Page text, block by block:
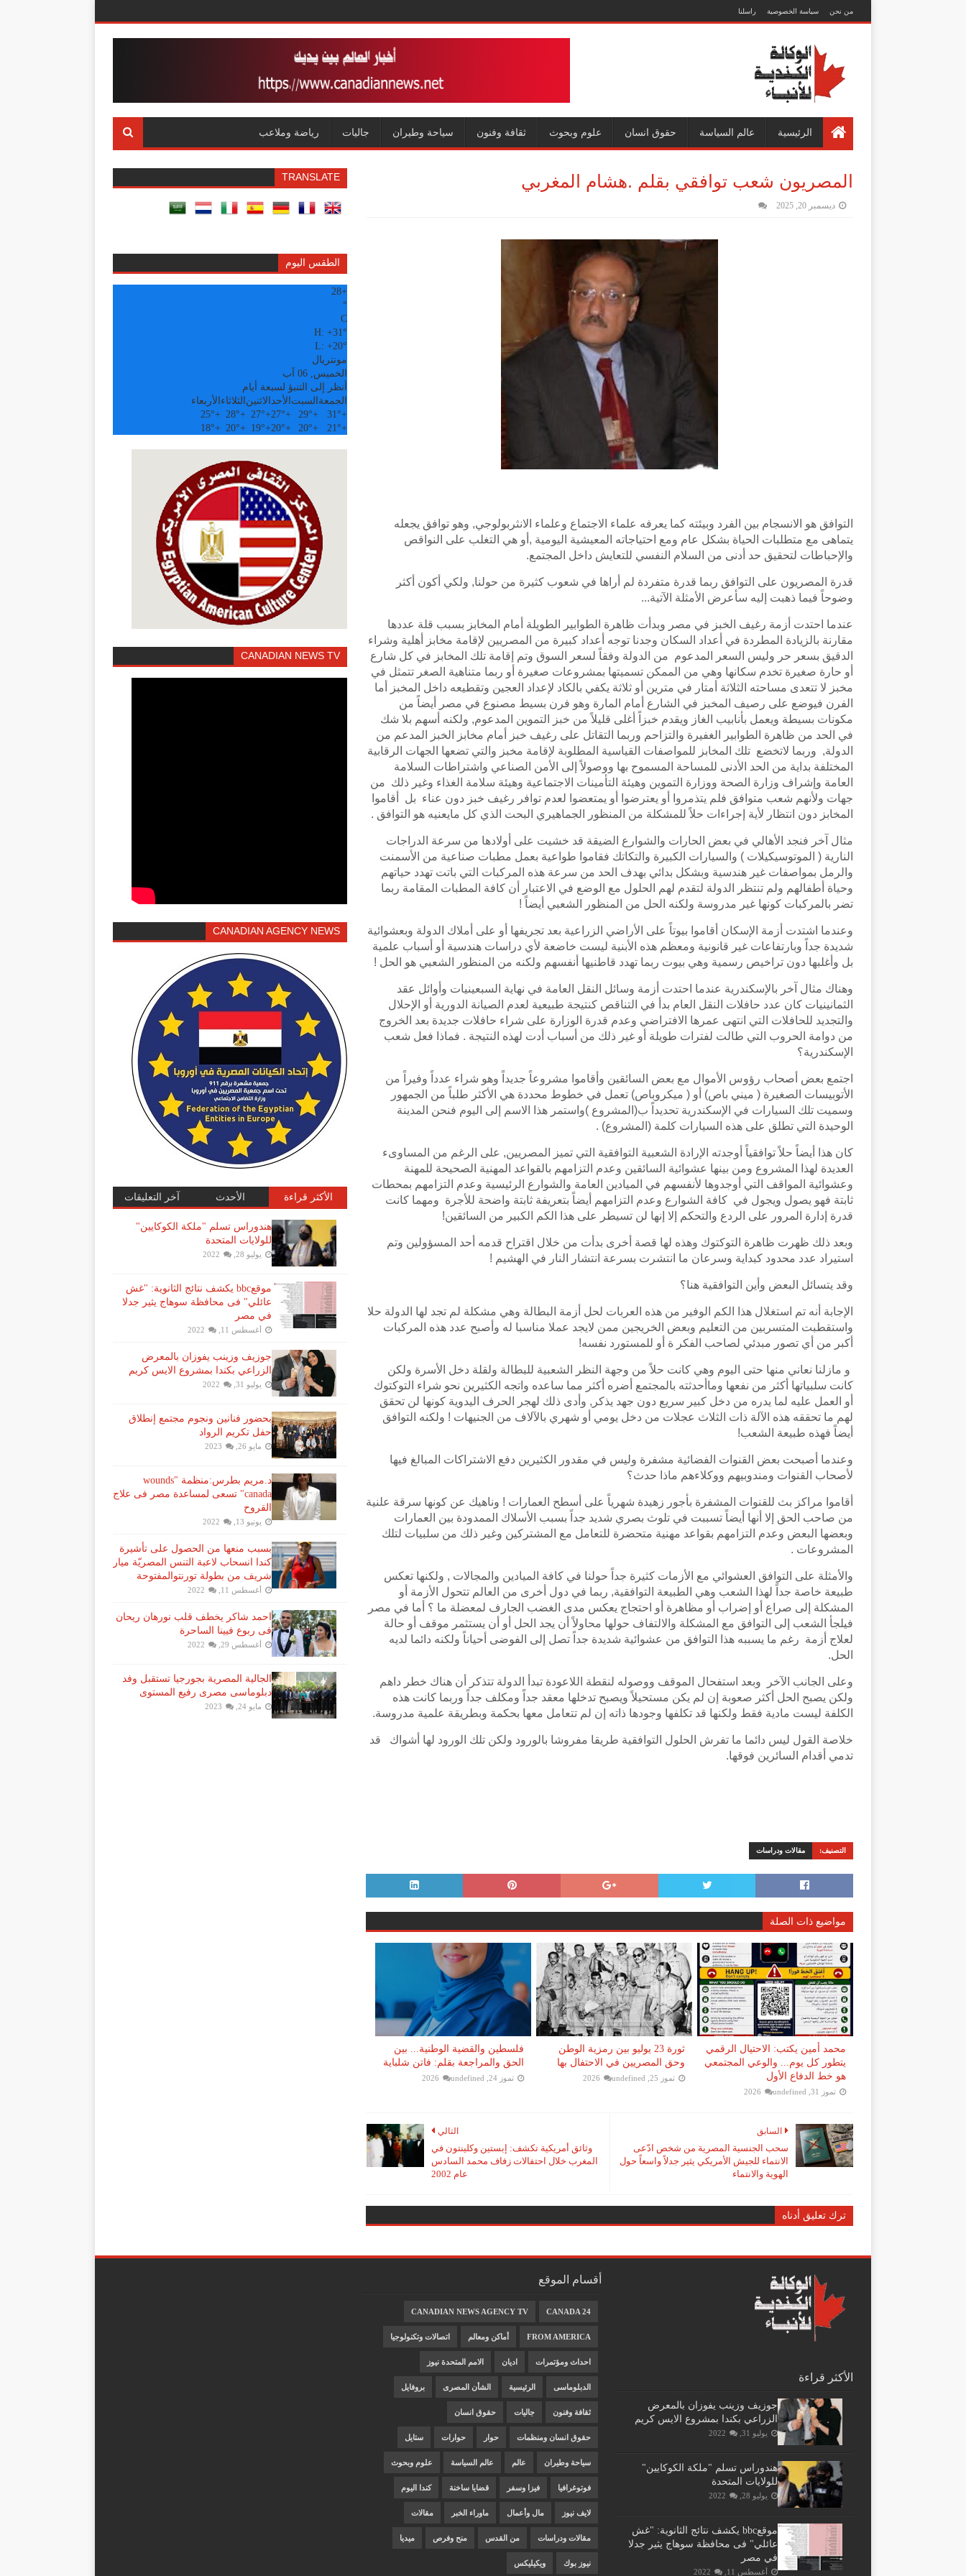
من نحن سياسة الخصوصية راسلنا
الرئيسية عالم السياسة حقوق انسان علوم وبحوث ثقافة وفنون سياحة وطيران جاليات رياضة وملاعب
المصريون شعب توافقي بقلم .هشام المغربي
ديسمبر 20, 2025
التوافق هو الانسجام بين الفرد وبيئته كما يعرفه علماء الاجتماع وعلماء الانثربولوجي, وهو توافق يجعله
يتماهى مع متطلبات الحياة بشكل عام ومع احتياجاته المعيشية اليومية ,أو هي التغلب على النواقص
والإحباطات لتحقيق حد أدنى من السلام النفسي للتعايش داخل المجتمع.
قدرة المصريون على التوافق ربما قدرة متفردة لم أراها في شعوب كثيرة من حولنا, ولكي أكون أكثر
وضوحاً فيما ذهبت إليه سأعرض الأمثلة الآتية...
عندما احتدت أزمة رغيف الخبز في مصر وبدأت ظاهرة الطوابير الطويلة أمام المخابز بسبب قلة عددها
مقارنة بالزيادة المطردة في أعداد السكان وجدنا توجه أعداد كبيرة من المصريين لإقامة مخابز أهلية وشراء
الدقيق بسعر حر وليس السعر المدعوم من الدولة وفقاً لسعر السوق وتم إقامة تلك المخابز في كل شارع
أو حارة صغيرة تخدم سكانها وهي من الممكن تسميتها بمشروعات صغيرة أو ربما متناهية الصغر تتمثل في
مخبز لا تتعدى مساحته الثلاثة أمتار في مترين أو ثلاثة يكفي بالكاد لإعداد العجين وتقطيعه داخل المخبز أما
الفرن فيوضع على رصيف المخبز في الشارع أمام المارة وهو فرن بسيط مصنوع في مصر أيضاً من
مكونات بسيطة ويعمل بأنابيب الغاز ويقدم خبزاً أغلى قليلاً من خبز التموين المدعوم, ولكنه أسهم بلا شك
في الحد من ظاهرة الطوابير الغفيرة والتزاحم وربما التقاتل على رغيف خبز أمام مخابز الخبز المدعم من
الدولة, وربما لاتخضع تلك المخابز للمواصفات القياسية المطلوبة لإقامة مخبز والتي تضعها الجهات الرقابية
المختلفة بداية من الحد الأدنى للمساحة المسموح بها ووصولاً إلى الأمن الصناعي واشتراطات السلامة
العامة وإشراف وزارة الصحة ووزارة التموين وهيئة التأمينات الاجتماعية وهيئة سلامة الغذاء وغير ذلك من
جهات ولأنهم شعب متوافق فلم يتذمروا أو يعترضوا أو يمتعضوا لعدم توافر رغيف خبز دون عناء بل أقاموا
المخابز دون انتظار لأية إجراءات حلاً للمشكلة من المنظور الجماهيري البحت الذي كل مايعنيه هو التوافق .
مثال آخر فنجد الأهالي في بعض الحارات والشوارع الضيقة قد خشيت على أولادها من سرعة الدراجات
النارية ( الموتوسيكيلات ) والسيارات الكبيرة والتكاتك فقاموا طواعية بعمل مطبات صناعية من الأسمنت
والرمل بمواصفات غير هندسية وبشكل بدائي بهدف الحد من سرعة هذه المركبات التي باتت تهدد حياتهم
وحياة أطفالهم ولم تنتظر الدولة لتقدم لهم الحلول مع الوضع في الاعتبار أن كافة المطبات المقامة ربما
تضر بالمركبات كونها غير مدروسة ولكنه الحل من المنظور الشعبي أيضاً !
وعندما اشتدت أزمة الإسكان أقاموا بيوتاً على الأراضي الزراعية بعد تجريفها أو على أملاك الدولة وبعشوائية
شديدة جداً وبارتفاعات غير قانونية ومعظم هذه الأبنية ليست خاضعة لأي دراسات هندسية أو أسباب علمية
بل وأغلبها دون تراخيص رسمية وهي بيوت ربما تهدد قاطنيها أنفسهم ولكنه من المنظور الشعبي هو الحل !
وهناك مثال آخر بالإسكندرية عندما احتدت أزمة وسائل النقل العامة في نهاية السبعينيات وأوائل عقد
الثمانينيات كان عدد حافلات النقل العام بدأ في التناقص كنتيجة طبيعية لعدم الصيانة الدورية أو الإحلال
والتجديد للحافلات التي انتهى عمرها الافتراضي وعدم قدرة الوزارة على شراء حافلات جديدة بعد الخروج
من دوامة الحروب التي طالت لفترات طويلة أو غير ذلك من أسباب أدت لهذه النتيجة . فماذا فعل شعب
الإسكندرية؟
اجتمع بعض أصحاب رؤوس الأموال مع بعض السائقين وأقاموا مشروعاً جديداً وهو شراء عدداً وفيراً من
الأتوبيسات الصغيرة ( ميني باص) أو ( ميكروباص) تعمل في خطوط محددة هي الأكثر طلباً من الجمهور
وسميت تلك السيارات في الإسكندرية تحديداً ب(المشروع )واستمر هذا الاسم إلى اليوم فنحن المدينة
الوحيدة التي تطلق على هذه السيارات كلمة (المشروع) .
كان هذا أيضاً حلاً توافقياً أوجدته الإرادة الشعبية التوافقية التي تميز المصريين, على الرغم من المساوىء
العديدة لهذا المشروع ومن بينها عشوائية السائقين وعدم التزامهم بالقواعد المهنية الصحيحة للمهنة
وعشوائية المواقف التي أوجدوها لأنفسهم في الميادين العامة والشوارع الرئيسية وعدم التزامهم بمحطات
ثابتة فهو يصول ويجول في كافة الشوارع وعدم التزامهم أيضاً بتعريفة ثابتة واضحة للأجرة ومهما كانت
قدرة إدارة المرور على الردع والتحكم إلا إنها لن تسيطر على هذا الكم الكبير من السائقين!
وبعد ذلك ظهرت ظاهرة التوكتوك وهذه لها قصة أخرى بدأت من خلال اقتراح قدمه أحد المسؤولين وتم
استيراد عدد محدود كبداية وسرعان ما انتشرت بسرعة انتشار النار في الهشيم !
وقد يتسائل البعض وأين التوافقية هنا؟
الإجابة أنه تم استغلال هذا الكم الوفير من هذه العربات لحل أزمة البطالة وهي مشكلة لم تجد لها الدولة حلا
واستقطبت المتسربين من التعليم وبعض الخريجين ممن لايجد عملا مناسبا له وأصبح عدد هذه المركبات
أكبر من أي تصور مبدئي لصاحب الفكر ة أو للمستورد نفسه!
و مازلنا نعاني منها حتى اليوم وهي كانت حلاً من وجهة النظر الشعبية للبطالة ولقلة دخل الأسرة ولكن
كانت سلبياتها أكثر من نفعها وماأحدثته بالمجتمع أضره أكثر مما ساعده واتجه الكثيرين نحو شراء التوكتوك
أو العمل عليه لما يدره من دخل كبير سريع دون جهد يذكر, وأدى ذلك لهجر الحرف اليدوية كونها لن تحقق
لهم ما تحققه هذه الآلة ذات الثلاث عجلات من دخل يومي أو شهري بالآلاف من الجنيهات ! ولكنه التوافق
أيضاً فهذه طبيعة الشعب!
وعندما أصبحت بعض القنوات الفضائية مشفرة وليس في مقدور الكثيرين دفع الاشتراكات المبالغ فيها
لأصحاب القنوات ومندوبيهم ووكلاءهم ماذا حدث؟
أقاموا مراكز بث للقنوات المشفرة بأجور زهيدة شهرياً على أسطح العمارات ! وناهيك عن كونها سرقة علنية
من صاحب الحق إلا أنها أيضاً تسببت في تلوث بصري شديد جداً بسبب الأسلاك الممدودة بين العمارات
وبعضها البعض وعدم التزامهم بقواعد مهنية متحضرة للتعامل مع المشتركين وغير ذلك من سلبيات لتلك
المشروعات .
والأمثلة على التوافق العشوائي مع الأزمات كثيرة جداً حولنا في كافة الميادين والمجالات , ولكنها تعكس
طبيعة خاصة جداً لهذا الشعب وهي الطبيعة التوافقية, ربما في دول أخرى من العالم تتحول الأزمة أو
المشكلة إلى صراع أو إضراب أو مظاهرة أو احتجاج يعكس مدى الغضب الجارف لمعضلة ما ؟ أما في مصر
فيلجأ الشعب إلى التوافق مع المشكلة والالتفاف حولها محاولاً أن يجد الحل أو أن يستثمر موقف أو حالة
لعلاج أزمة رغم ما يسببه هذا التوافق من عشوائية شديدة جداً تصل إلى الفوضى أحياناً ولكنه دائما لديه
الحل.
وعلى الجانب الآخر وبعد استفحال الموقف ووصوله لنقطة اللاعودة تبدأ الدولة تتذكر أن هناك خطر داهم
ولكن يصبح الحل أكثر صعوبة إن لم يكن مستحيلاً ويصبح تدخلها معقد جداً ومكلف جداً وربما كانت هذه
الكلفة ليست مادية فقط ولكنها قد تكلفها وجودها ذاته إن لم تتعامل معها بحكمة وبطريقة علمية مدروسة.
خلاصة القول ليس دائما ما تفرش الحلول التوافقية طريقا مفروشا بالورود ولكن تلك الورود لها أشواك قد
تدمي أقدام السائرين فوقها.
التصنيف: مقالات ودراسات
مواضيع ذات الصلة
محمد أمين يكتب: الاحتيال الرقمي
يتطور كل يوم... والوعي المجتمعي
هو خط الدفاع الأول
تموز 31, 2026 undefined
ثورة 23 يوليو بين رمزية الوطن
وحق المصريين في الاحتفال بها
تموز 25, 2026 undefined
فلسطين والقضية الوطنية... بين
الحق والمراجعة بقلم: فاتن شلباية
تموز 24, 2026 undefined
التالي
وثائق أمريكية تكشف: إبستين وكلينتون في
المغرب خلال احتفالات زفاف محمد السادس
عام 2002
السابق
سحب الجنسية المصرية من شخص ادّعى
الانتماء للجيش الأمريكي يثير جدلاً واسعاً حول
الهوية والانتماء
ترك تعليق أدناه
TRANSLATE
الطقس اليوم
+
28
°
C
H: +31°
L: +20°
مونتريال
الخميس, 06 آب
أنظر إلى التنبؤ لسبعة أيام
الجمعة السبت الأحد الاثنين الثلاثاء الأربعاء
+
31°
+
29°
+
27°
+
27°
+
28°
+
25°
+
21°
+
20°
+
20°
+
19°
+
20°
+
18°
CANADIAN NEWS TV
CANADIAN AGENCY NEWS
الأكثر قراءة الأحدث آخر التعليقات
هندوراس تسلم "ملكة الكوكايين"
للولايات المتحدة
يوليو 28, 2022
موقعbbc يكشف نتائج الثانوية: "غش
عائلي" فى محافظة سوهاج يثير جدلا
في مصر
أغسطس 11, 2022
جوزيف وزينب يفوزان بالمعرض
الزراعي بكندا بمشروع الايس كريم
يوليو 31, 2022
بحضور فنانين ونجوم مجتمع إنطلاق
حفل تكريم الرواد
مايو 26, 2023
د.مريم بطرس:منظمة "wounds
canada" تسعى لمساعدة مصر فى علاج
القروح
يونيو 13, 2022
بسبب منعها من الحصول على تأشيرة
كندا انسحاب لاعبة ​التنس​ المصريّة ​ميار
شريف​ من بطولة ​تورنتو​المفتوحة
أغسطس 11, 2022
احمد شاكر يخطف قلب نورهان ريحان
فى ربوع فيينا الساحرة
أغسطس 29, 2022
الجالية المصرية بجورجيا تستقبل وفد
دبلوماسى مصرى رفيع المستوى
مايو 24, 2023
الأكثر قراءة
جوزيف وزينب يفوزان بالمعرض
الزراعي بكندا بمشروع الايس كريم
يوليو 31, 2022
هندوراس تسلم "ملكة الكوكايين"
للولايات المتحدة
يوليو 28, 2022
موقعbbc يكشف نتائج الثانوية: "غش
عائلي" فى محافظة سوهاج يثير جدلا
في مصر
أغسطس 11, 2022
أقسام الموقع
CANADA 24
CANADIAN NEWS AGENCY TV
FROM AMERICA أماكن ومعالم اتصالات وتكنولوجيا
احداث ومؤتمرات اديان الامم المتحدة نيوز
الدبلوماسى الرئيسية الشأن المصرى بروفايل
ثقافة وفنون جاليات حقوق انسان
حقوق انسان ومنظمات حوار حوارات ستايل
سياحة وطيران عالم عالم السياسة علوم وبحوث
فوتوغرافيا فيزا وسفر قضايا ساخنة كندا اليوم
لايف نيوز مال وأعمال ماوراء الخبر مقالات
مقالات ودراسات من القدس منح وفرص ميديا
نيوز بوك ويكيليكس